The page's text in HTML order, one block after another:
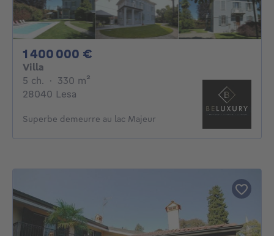
1 400 000 €
Villa
5 ch. 5 chambres
· 330 m²
28040 Lesa
Superbe demeurre au lac Majeur